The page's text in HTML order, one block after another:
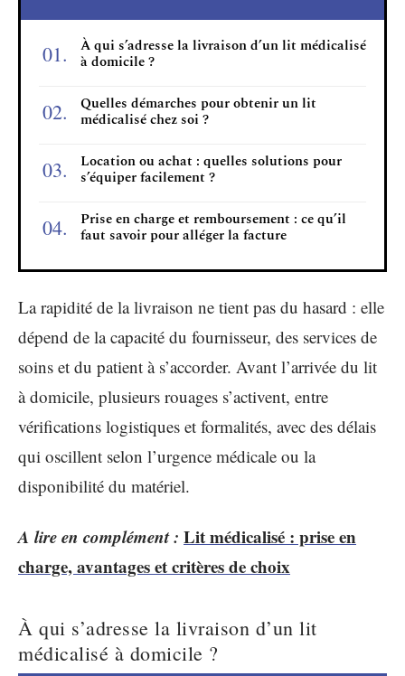
À qui s’adresse la livraison d’un lit médicalisé
à domicile ?
Quelles démarches pour obtenir un lit
médicalisé chez soi ?
Location ou achat : quelles solutions pour
s’équiper facilement ?
Prise en charge et remboursement : ce qu’il
faut savoir pour alléger la facture
La rapidité de la livraison ne tient pas du hasard : elle
dépend de la capacité du fournisseur, des services de
soins et du patient à s’accorder. Avant l’arrivée du lit
à domicile, plusieurs rouages s’activent, entre
vérifications logistiques et formalités, avec des délais
qui oscillent selon l’urgence médicale ou la
disponibilité du matériel.
A lire en complément : Lit médicalisé : prise en
charge, avantages et critères de choix
À qui s’adresse la livraison d’un lit
médicalisé à domicile ?